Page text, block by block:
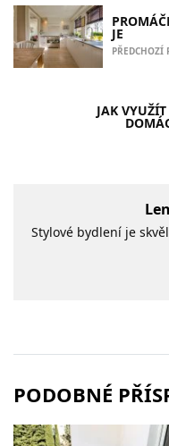
JE
PŘEDCHOZÍ
JAK
Stylové bydlení je
PODOBNÉ